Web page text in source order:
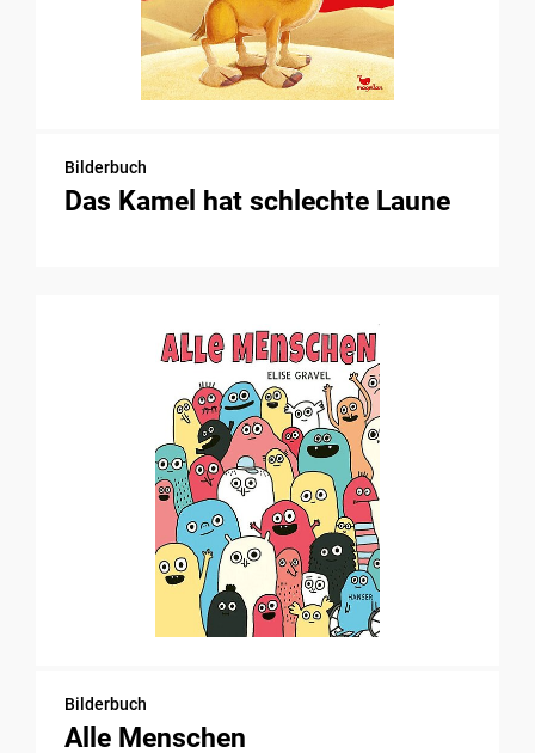
Bilderbuch
Das Kamel hat schlechte Laune
Bilderbuch
Alle Menschen